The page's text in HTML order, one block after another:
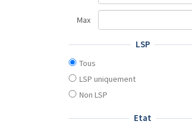
Max
LSP
Tous
LSP uniquement
Non LSP
Etat